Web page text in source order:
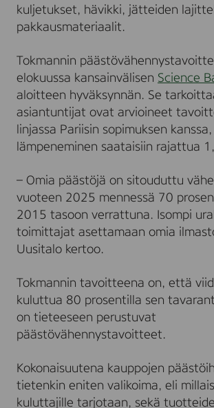
kuljetukset, hävikki, jätteiden
pakkausmateriaalit.
Tokmannin
elokuussa kansainvälisen Science
aloitteen hyväksynnän. Se
asiantuntijat ovat arvioineet
linjassa Pariisin sopimuksen
lämpeneminen saataisiin rajattua
– Omia päästöjä on sitouduttu
vuoteen 2025 mennessä 70
2015 tasoon verrattuna. Isompi
toimittajat asettamaan omia
Uusitalo kertoo.
Tokmannin tavoitteena on, että
kuluttua 80 prosentilla sen
on tieteeseen perustuvat
päästövähennystavoitteet.
Kokonaisuutena kauppojen
tietenkin eniten valikoima, eli
kuluttajille tarjotaan, sekä